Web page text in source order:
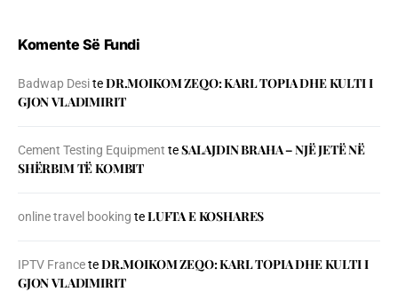
Komente Së Fundi
Badwap DesiteDR.MOIKOM ZEQO: KARL TOPIA DHE KULTI I
GJON VLADIMIRIT
Cement Testing Equipment teSALAJDIN BRAHA – NJЁ JETЁ NЁ
SHЁRBIM TЁ KOMBIT
online travel booking teLUFTA E KOSHARES
IPTV FranceteDR.MOIKOM ZEQO: KARL TOPIA DHE KULTI I
GJON VLADIMIRIT